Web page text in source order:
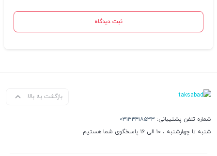
ثبت دیدگاه
بازگشت به بالا
شماره تلفن پشتیبانی: ۰۳۱۳۴۴۱۸۵۳۳
شنبه تا چهارشنبه ، ۱۰ الی ۱۶ پاسخگوی شما هستیم